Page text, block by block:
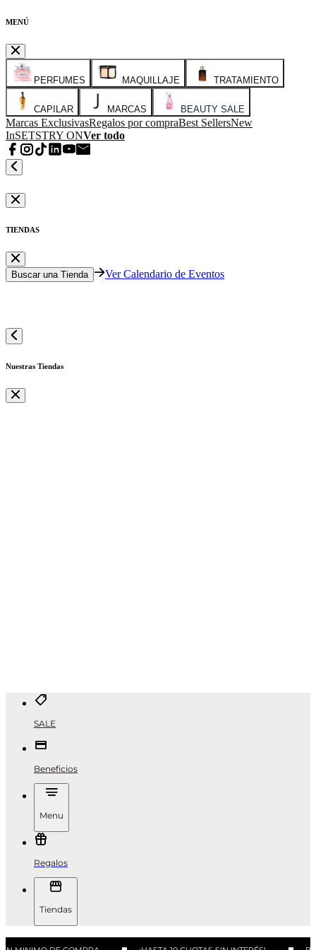
MENÚ
PERFUMES MAQUILLAJE TRATAMIENTO
CAPILAR MARCAS BEAUTY SALE
Marcas ExclusivasRegalos por compraBest SellersNew
InSETSTRY ONVer todo
TIENDAS
Buscar una Tienda Ver Calendario de Eventos
Nuestras Tiendas
SALE
Beneficios
Menu
Regalos
Tiendas